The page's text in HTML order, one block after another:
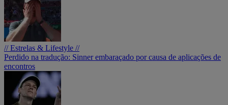
// Estrelas & Lifestyle //
Perdido na tradução: Sinner embaraçado por causa de aplicações de
encontros